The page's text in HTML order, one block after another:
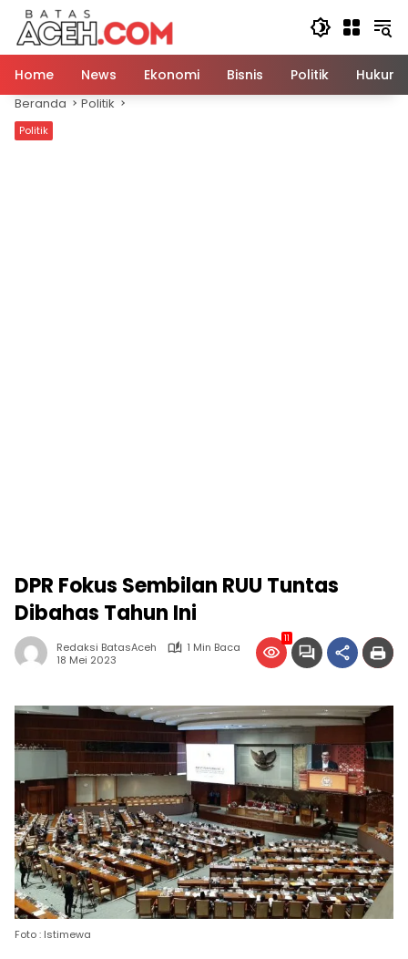
Langsung
konten
Home
News Ekonomi Bisnis Politik Hukum
Beranda Politik
Politik
DPR Fokus Sembilan RUU Tuntas
Dibahas Tahun Ini
Redaksi BatasAceh
1 Min Baca
18 Mei 2023
11
Foto : Istimewa